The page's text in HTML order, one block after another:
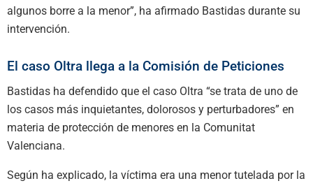
algunos borre a la menor”, ha afirmado Bastidas durante su
intervención.
El caso Oltra llega a la Comisión de Peticiones
Bastidas ha defendido que el caso Oltra “se trata de uno de
los casos más inquietantes, dolorosos y perturbadores” en
materia de protección de menores en la Comunitat
Valenciana.
Según ha explicado, la víctima era una menor tutelada por la